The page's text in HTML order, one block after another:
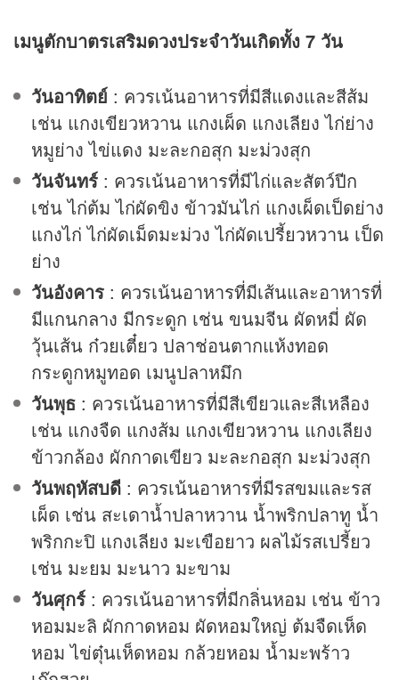
เมนูตักบาตรเสริมดวงประจำวันเกิดทั้ง 7 วัน
วันอาทิตย์ : ควรเน้นอาหารที่มีสีแดงและสีส้ม
เช่น แกงเขียวหวาน แกงเผ็ด แกงเลียง ไก่ย่าง
หมูย่าง ไข่แดง มะละกอสุก มะม่วงสุก
วันจันทร์ : ควรเน้นอาหารที่มีไก่และสัตว์ปีก
เช่น ไก่ต้ม ไก่ผัดขิง ข้าวมันไก่ แกงเผ็ดเป็ดย่าง
แกงไก่ ไก่ผัดเม็ดมะม่วง ไก่ผัดเปรี้ยวหวาน เป็ด
ย่าง
วันอังคาร : ควรเน้นอาหารที่มีเส้นและอาหารที่
มีแกนกลาง มีกระดูก เช่น ขนมจีน ผัดหมี่ ผัด
วุ้นเส้น ก๋วยเตี๋ยว ปลาช่อนตากแห้งทอด
กระดูกหมูทอด เมนูปลาหมึก
วันพุธ : ควรเน้นอาหารที่มีสีเขียวและสีเหลือง
เช่น แกงจืด แกงส้ม แกงเขียวหวาน แกงเลียง
ข้าวกล้อง ผักกาดเขียว มะละกอสุก มะม่วงสุก
วันพฤหัสบดี : ควรเน้นอาหารที่มีรสขมและรส
เผ็ด เช่น สะเดาน้ำปลาหวาน น้ำพริกปลาทู น้ำ
พริกกะปิ แกงเลียง มะเขือยาว ผลไม้รสเปรี้ยว
เช่น มะยม มะนาว มะขาม
วันศุกร์ : ควรเน้นอาหารที่มีกลิ่นหอม เช่น ข้าว
หอมมะลิ ผักกาดหอม ผัดหอมใหญ่ ต้มจืดเห็ด
หอม ไข่ตุ๋นเห็ดหอม กล้วยหอม น้ำมะพร้าว